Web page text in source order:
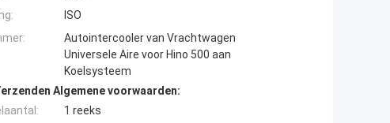
ISO
Autointercooler van Vrachtwagen
Universele Aire voor Hino 500 aan
Koelsysteem
Algemene voorwaarden:
1 reeks